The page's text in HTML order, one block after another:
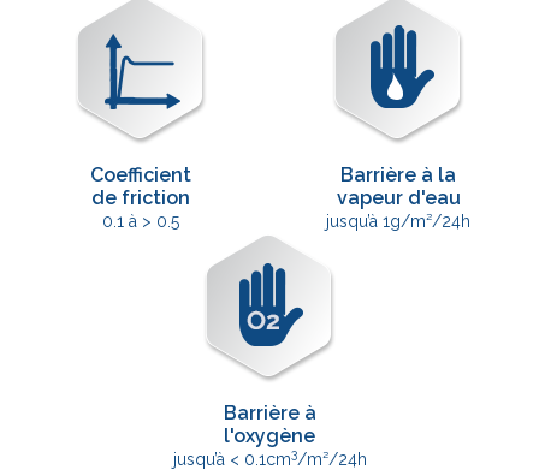
Coefficient
de friction
0.1 à > 0.5
Barrière à la
vapeur d'eau
jusqu’à 1g/m²/24h
Barrière à
l'oxygène
jusqu’à < 0.1cm3/m²/24h